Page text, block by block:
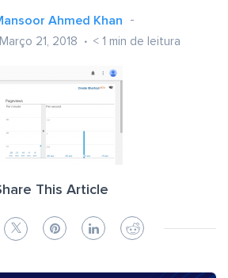
Ahmed Khan
21, 2018 < 1 min de leitura
This Article